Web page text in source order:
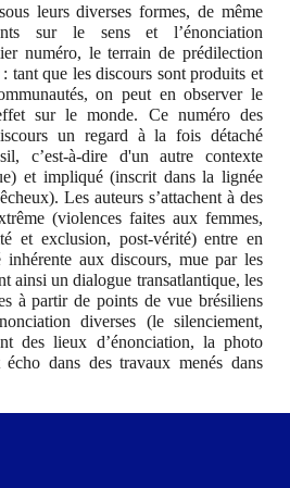
leurs diverses formes, de même
sur le sens et l’énonciation
numéro, le terrain de prédilection
tant que les discours sont produits et
on peut en observer le
sur le monde. Ce numéro des
un regard à la fois détaché
c’est-à-dire d'un autre contexte
et impliqué (inscrit dans la lignée
Les auteurs s’attachent à des
(violences faites aux femmes,
et exclusion, post-vérité) entre en
inhérente aux discours, mue par les
ainsi un dialogue transatlantique, les
à partir de points de vue brésiliens
diverses (le silenciement,
des lieux d’énonciation, la photo
dans des travaux menés dans